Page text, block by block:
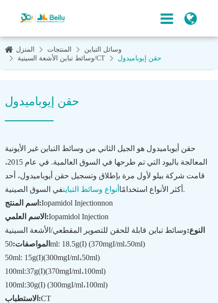
المنزل المنتجات
وسائل التباين
وسائط تباين الأشعة السينية/CT
حقن إيوباميدول
حقن إيوباميدول
حقن أيوباميدول هو الجيل الثاني من وسائط التباين غير الأيونية
المعالجة باليود التي تم طرحها في السوق العالمية. في عام 2015،
قامت شركة بيلو لأول مرة بإطلاق وتسجيل حقن أيوباميدول، أحد
أكثر الأنواع استخدامًا أنواع وسائط التباين
في السوق الصينية.
اسم المنتج:Iopamidol Injectionnon
الاسم العلمي:Iopamidol Injection
النوع:وسائط تباين قابلة للحقن للتصوير المقطعي/الأشعة السينية
المواصفات: 50ml: 18.5g(I) (370mgI/ml،50ml)
50ml: 15g(I)(300mgI/ml،50ml)
100ml:37g(I)(370mgI/ml،100ml)
100ml:30g(I) (300mgI/ml،100ml)
الاستطباب:CT